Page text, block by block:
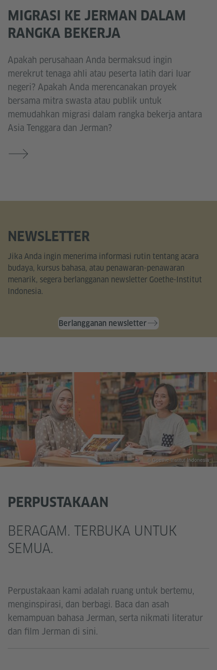
MIGRASI KE JERMAN DALAM
RANGKA BEKERJA
Apakah perusahaan Anda bermaksud ingin
merekrut tenaga ahli atau peserta latih dari luar
negeri? Apakah Anda merencanakan proyek
bersama mitra swasta atau publik untuk
memudahkan migrasi dalam rangka bekerja antara
Asia Tenggara dan Jerman?
NEWSLETTER
Jika Anda ingin menerima informasi rutin tentang acara
budaya, kursus bahasa, atau penawaran-penawaran
menarik, segera berlangganan newsletter Goethe-Institut
Indonesia.
Berlangganan newsletter
PERPUSTAKAAN
BERAGAM. TERBUKA UNTUK
SEMUA.
Perpustakaan kami adalah ruang untuk bertemu,
menginspirasi, dan berbagi. Baca dan asah
kemampuan bahasa Jerman, serta nikmati literatur
dan film Jerman di sini.
© Goethe-Institut Indonesia